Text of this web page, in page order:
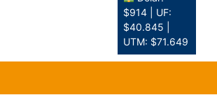
$914 | UF:
$40.845 |
UTM: $71.649